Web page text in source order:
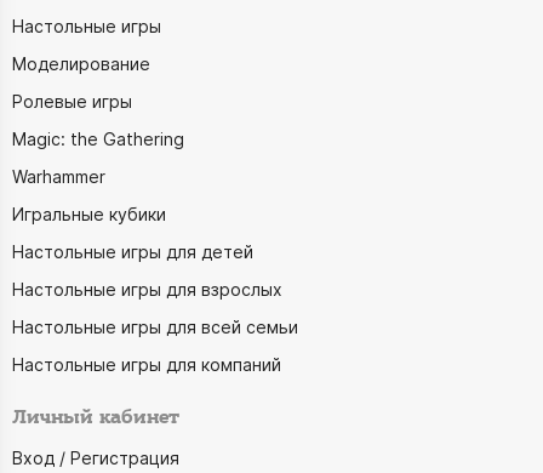
Настольные игры
Моделирование
Ролевые игры
Magic: the Gathering
Warhammer
Игральные кубики
Настольные игры для детей
Настольные игры для взрослых
Настольные игры для всей семьи
Настольные игры для компаний
Личный кабинет
Вход / Регистрация